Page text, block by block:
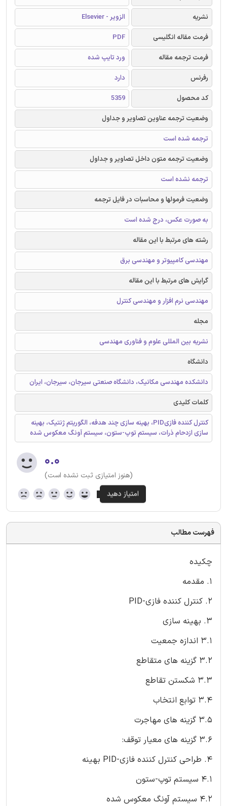
نشریه
الزویر - Elsevier
فرمت مقاله انگلیسی
PDF
فرمت ترجمه مقاله
ورد تایپ شده
رفرنس
دارد
کد محصول
5359
وضعیت ترجمه عناوین تصاویر و جداول
ترجمه شده است
وضعیت ترجمه متون داخل تصاویر و جداول
ترجمه نشده است
وضعیت فرمولها و محاسبات در فایل ترجمه
به صورت عکس، درج شده است
رشته های مرتبط با این مقاله
مهندسی کامپیوتر و مهندسی برق
گرایش های مرتبط با این مقاله
مهندسی نرم افزار و مهندسی کنترل
مجله
نشریه بین المللی علوم و فناوری مهندسی
دانشگاه
دانشکده مهندسی مکانیک، دانشگاه صنعتی سیرجان، سیرجان، ایران
کلمات کلیدی
کنترل کننده فازیPID، بهینه سازی چند هدفه، الگوریتم ژنتیک، بهینه
سازی ازدحام ذرات، سیستم توپ-ستون، سیستم آونگ معکوس شده
۰.۰
(هنوز امتیازی ثبت نشده است)
فهرست مطالب
چکیده
1. مقدمه
2. کنترل کننده فازی-PID
3. بهینه سازی
3.1 اندازه جمعیت
3.2 گزینه های متقاطع
3.3 شکستن تقاطع
3.4 توابع انتخاب
3.5 گزینه های مهاجرت
3.6 گزینه های معیار توقف:
4. طراحی کنترل کننده فازی-PID بهینه
4.1 سیستم توپ-ستون
4.2 سیستم آونگ معکوس شده